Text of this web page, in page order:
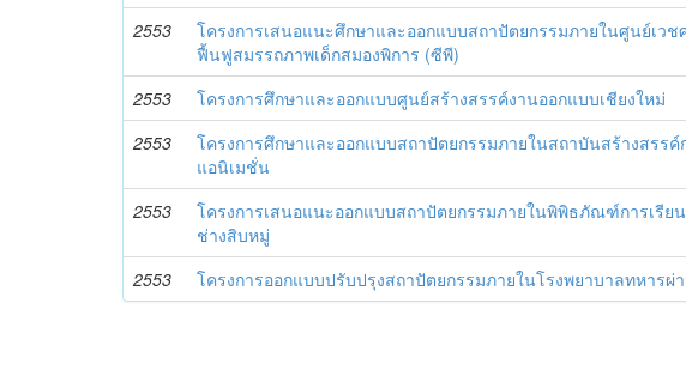
2553
โครงการเสนอแนะศึกษาและออกแบบสถาปัตยกรรมภายในศูนย์เวช
ฟื้นฟูสมรรถภาพเด็กสมองพิการ (ซีพี)
2553 โครงการศึกษาและออกแบบศูนย์สร้างสรรค์งานออกแบบเชียงใหม่
2553
โครงการศึกษาและออกแบบสถาปัตยกรรมภายในสถาบันสร้างสรรค์
แอนิเมชั่น
2553
โครงการเสนอแนะออกแบบสถาปัตยกรรมภายในพิพิธภัณฑ์การเรีย
ช่างสิบหมู่
2553 โครงการออกแบบปรับปรุงสถาปัตยกรรมภายในโรงพยาบาลทหารผ่